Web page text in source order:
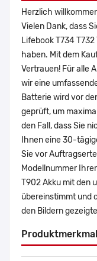
Herzlich
Vielen Dank, dass
Lifebook T734
haben. Mit dem
Vertrauen! Für alle
wir eine
Batterie wird vor
geprüft, um
den Fall, dass Sie
Ihnen eine 30-
Sie vor
Modellnummer
T902 Akku mit den
übereinstimmt und
den Bildern